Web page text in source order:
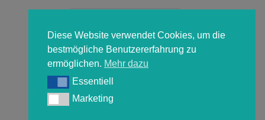
Diese Website verwendet Cookies, um die
bestmögliche Benutzererfahrung zu
ermöglichen. Mehr dazu
EssentiellEssentiell
MarketingMarketing
Forgot your password?